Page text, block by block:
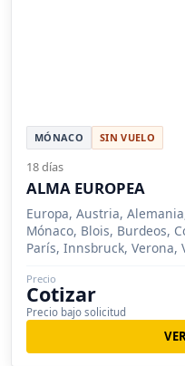
MÓNACO SIN VUELO
18 días
ALMA EUROPEA
Europa, Austria,
Mónaco, Blois, Burdeos,
París, Innsbruck, Verona,
Mónaco (Ciudad),
Ulm, Estrasburgo, Asís,
Precio
Cotizar
Precio bajo solicitud